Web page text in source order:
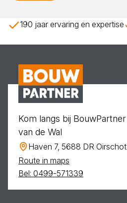
190 jaar ervaring en expertise
Kom langs bij BouwPartner
van de Wal
Haven 7, 5688 DR Oirschot
Route in maps
Bel: 0499-571339